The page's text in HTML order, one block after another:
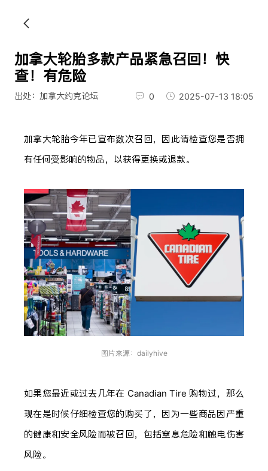
加拿大轮胎多款产品紧急召回！快
查！有危险
出处：加拿大约克论坛 0 2025-07-13 18:05
加拿大轮胎今年已宣布数次召回，因此请检查您是否拥
有任何受影响的物品，以获得更换或退款。
图片来源：dailyhive
如果您最近或过去几年在 Canadian Tire 购物过，那么
现在是时候仔细检查您的购买了，因为一些商品因严重
的健康和安全风险而被召回，包括窒息危险和触电伤害
风险。